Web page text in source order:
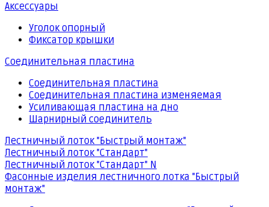
Аксессуары
Уголок опорный
Фиксатор крышки
Соединительная пластина
Соединительная пластина
Соединительная пластина изменяемая
Усиливающая пластина на дно
Шарнирный соединитель
Лестничный лоток "Быстрый монтаж"
Лестничный лоток "Стандарт"
Лестничный лоток "Стандарт" N
Фасонные изделия лестничного лотка "Быстрый
монтаж"